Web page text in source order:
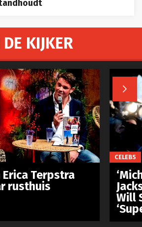
KIJKER

Terpstra
rusthuis
CELEBS
Will